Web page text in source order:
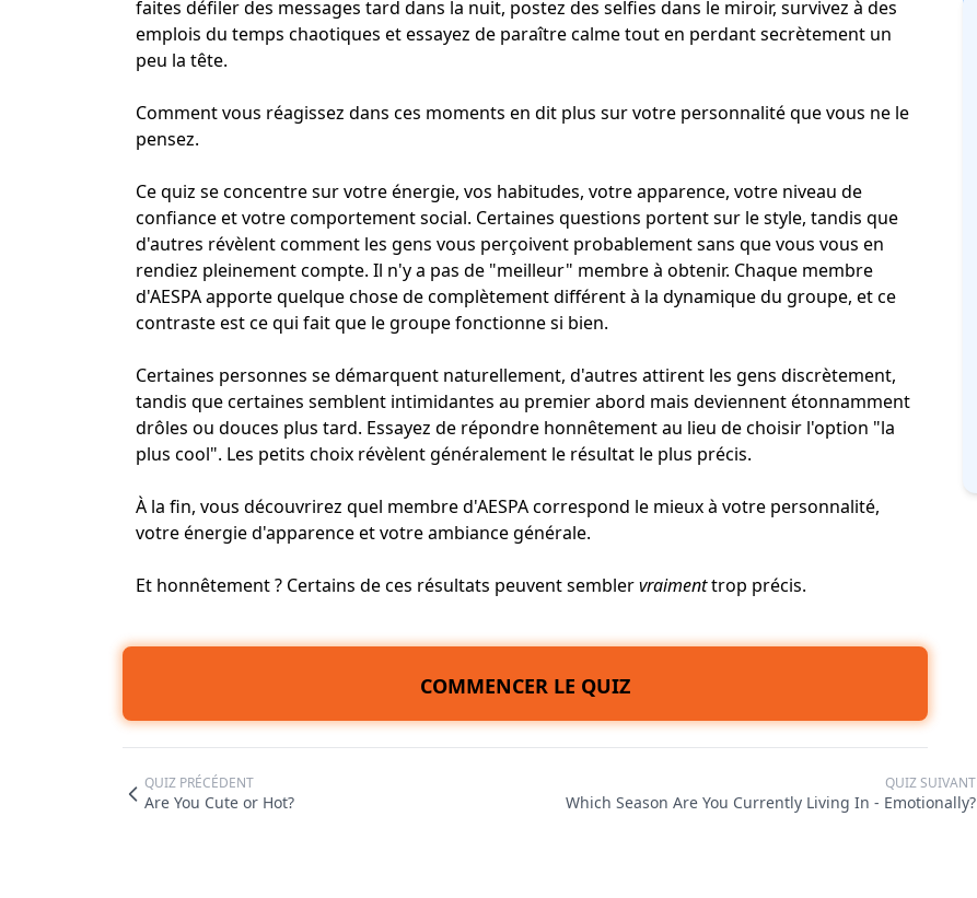
faites défiler des messages tard dans la nuit, postez des selfies dans le miroir, survivez à des
emplois du temps chaotiques et essayez de paraître calme tout en perdant secrètement un
peu la tête.
Comment vous réagissez dans ces moments en dit plus sur votre personnalité que vous ne le
pensez.
Ce quiz se concentre sur votre énergie, vos habitudes, votreapparence, votre niveau de
confiance et votre comportement social. Certaines questions portent sur le style, tandis que
d'autres révèlent comment les gens vous perçoivent probablement sans que vous vous en
rendiez pleinement compte. Il n'y a pas de "meilleur" membre à obtenir. Chaque membre
d'AESPA apporte quelque chose de complètement différent à la dynamique du groupe, et ce
contraste est ce qui fait que le groupe fonctionne si bien.
Certaines personnes se démarquent naturellement, d'autres attirent les gens discrètement,
tandis que certaines semblent intimidantes au premier abord mais deviennent étonnamment
drôles ou douces plus tard. Essayez de répondre honnêtement au lieu de choisir l'option "la
plus cool". Les petits choix révèlent généralement le résultat le plus précis.
À la fin, vous découvrirez quel membre d'AESPA correspond le mieux à votre personnalité,
votre énergie d'apparence et votre ambiance générale.
Et honnêtement ? Certains de ces résultats peuvent semblervraimenttrop précis.
COMMENCER LE QUIZ
QUIZ PRÉCÉDENT
Are You Cute or Hot?
QUIZ SUIVANT
Which Season Are You Currently Living In - Emotionally?